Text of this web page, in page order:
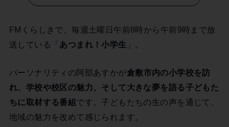
FMくらしきで、毎週土曜日午前8時から午前9時まで放
送している「あつまれ！小学生 」。
パーソナリティの阿部あすかが倉敷市内の小学校を訪
れ、学校や校区の魅力、そして大きな夢を語る子どもた
ちに取材する番組 です。子どもたちの生の声を通じて、
地域の魅力を改めて感じられます。